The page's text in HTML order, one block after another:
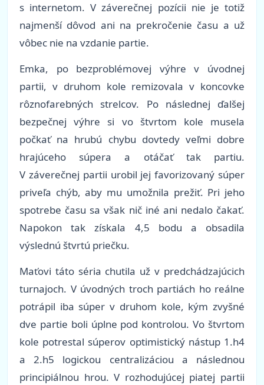
s internetom. V záverečnej pozícii nie je totiž
najmenší dôvod ani na prekročenie času a už
vôbec nie na vzdanie partie.
Emka, po bezproblémovej výhre v úvodnej
partii, v druhom kole remizovala v koncovke
rôznofarebných strelcov. Po následnej ďalšej
bezpečnej výhre si vo štvrtom kole musela
počkať na hrubú chybu dovtedy veľmi dobre
hrajúceho súpera a otáčať tak partiu.
V záverečnej partii urobil jej favorizovaný súper
priveľa chýb, aby mu umožnila prežiť. Pri jeho
spotrebe času sa však nič iné ani nedalo čakať.
Napokon tak získala 4,5 bodu a obsadila
výslednú štvrtú priečku.
Maťovi táto séria chutila už v predchádzajúcich
turnajoch. V úvodných troch partiách ho reálne
potrápil iba súper v druhom kole, kým zvyšné
dve partie boli úplne pod kontrolou. Vo štvrtom
kole potrestal súperov optimistický nástup 1.h4
a 2.h5 logickou centralizáciou a následnou
principiálnou hrou. V rozhodujúcej piatej partii